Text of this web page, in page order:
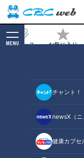
ニュース お気に入り
MENU
チャント！
newsX（ニ
健康カプセ
る“特徴を持つ
2024/05/13 17:58